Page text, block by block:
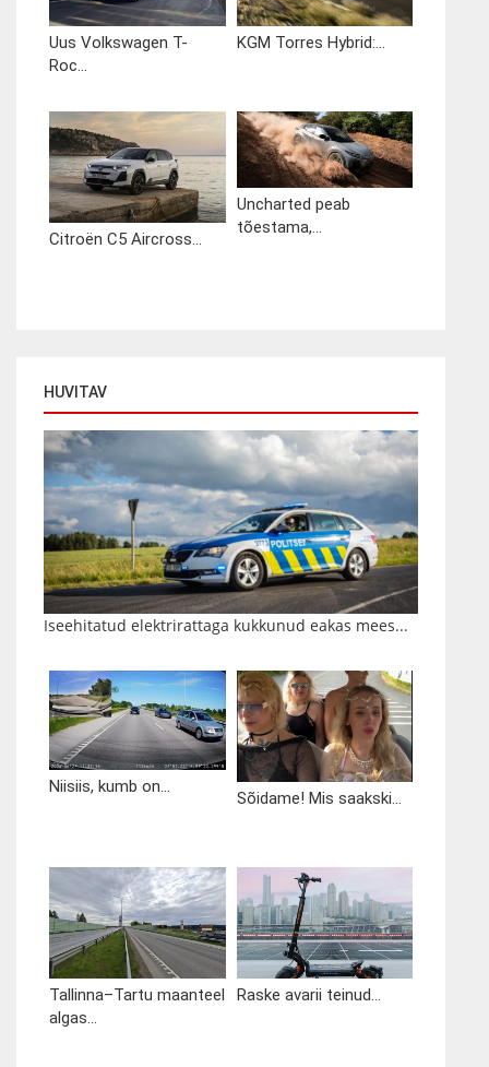
Uus Volkswagen T-
Roc...
KGM Torres Hybrid:...
Citroën C5 Aircross...
Uncharted peab
tõestama,...
HUVITAV
Iseehitatud elektrirattaga kukkunud eakas mees...
Niisiis, kumb on...
Sõidame! Mis saakski...
Tallinna–Tartu maanteel
algas...
Raske avarii teinud...